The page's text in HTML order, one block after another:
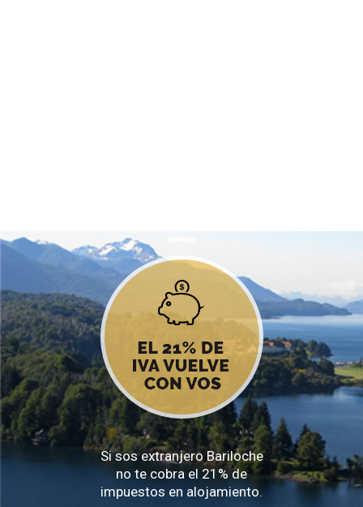
Si sos extranjero Bariloche
no te cobra el 21% de
impuestos en alojamiento.